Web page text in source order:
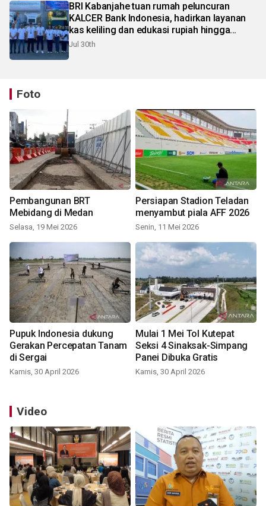
BRI Kabanjahe tuan rumah peluncuran
KALCER Bank Indonesia, hadirkan layanan
kas keliling dan edukasi rupiah hingga
pelosok Karo
Jul 30th
Foto
Pembangunan BRT
Mebidang di Medan
Selasa, 19 Mei 2026
Persiapan Stadion Teladan
menyambut piala AFF 2026
Senin, 11 Mei 2026
Pupuk Indonesia dukung
Gerakan Percepatan Tanam
di Sergai
Kamis, 30 April 2026
Mulai 1 Mei Tol Kutepat
Seksi 4 Sinaksak-Simpang
Panei Dibuka Gratis
Kamis, 30 April 2026
Video